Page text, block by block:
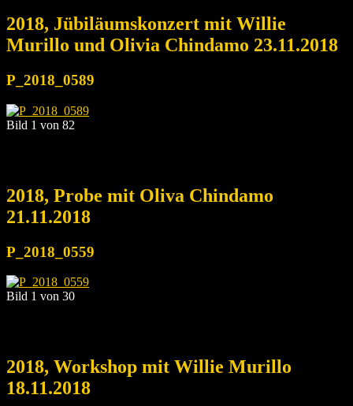
2018, Jübiläumskonzert mit Willie
Murillo und Olivia Chindamo 23.11.2018
P_2018_0589
Bild 1 von 82
2018, Probe mit Oliva Chindamo
21.11.2018
P_2018_0559
Bild 1 von 30
2018, Workshop mit Willie Murillo
18.11.2018